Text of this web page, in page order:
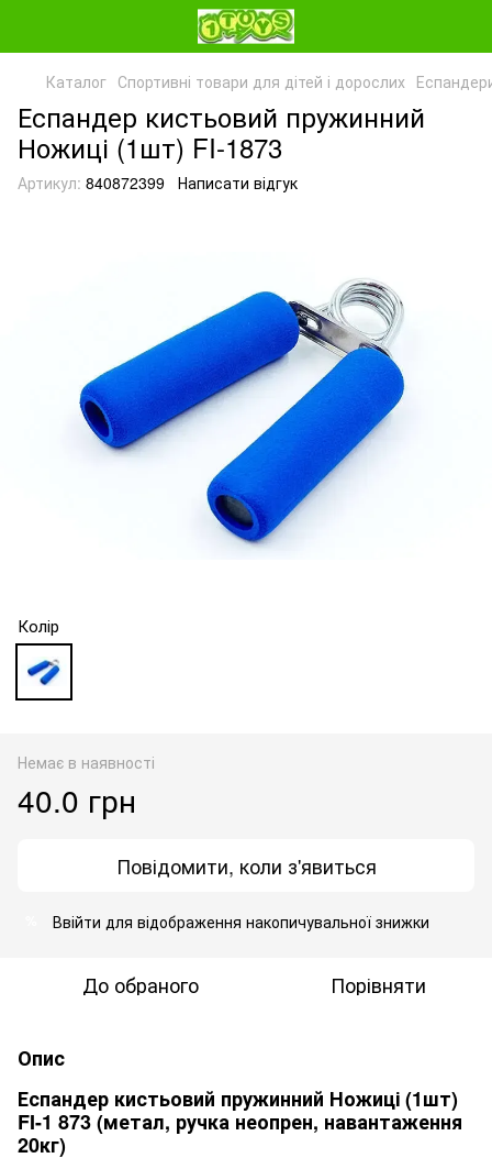
Каталог Спортивні товари для дітей і дорослих
Еспандер кистьовий пружинний
Ножиці (1шт) FI-1873
Артикул: 840872399 Написати відгук
Колір
Немає в наявності
40.0 грн
Повідомити, коли з'явиться
Ввійти для відображення накопичувальної знижки
До обраного Порівняти
Опис
Еспандер кистьовий пружинний Ножиці (1шт)
FI-1 873 (метал, ручка неопрен, навантаження
20кг)